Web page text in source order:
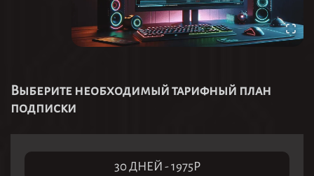
Выберите необходимый тарифный план
подписки
30 ДНЕЙ -1975Р